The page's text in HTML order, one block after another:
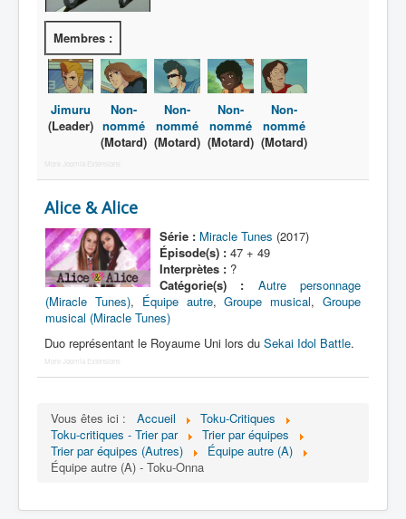
COSAA
Dessins
Artiste Asperger
Lexique
Acteur
Équipe
Personnage
Transformation
Équipement
Objet
Épisode
Référence
Membres :
Jimuru
(Leader)
Non-
nommé
(Motard)
Non-
nommé
(Motard)
Non-
nommé
(Motard)
Non-
nommé
(Motard)
More Joomla Extensions
Alice & Alice
Série : Miracle Tunes (2017)
Épisode(s) :47 + 49
Interprètes :?
Catégorie(s) :
Autre personnage
(Miracle Tunes), Équipe autre,Groupe musical,Groupe
musical (Miracle Tunes)
Duo représentant le Royaume Uni lors du Sekai Idol Battle.
More Joomla Extensions
Vous êtes ici : Accueil
Toku-Critiques
Toku-critiques - Trier par
Trier par équipes
Trier par équipes (Autres)
Équipe autre (A)
Équipe autre (A) - Toku-Onna